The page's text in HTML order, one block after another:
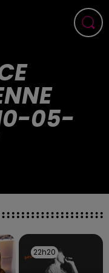
05-
22h20
22h20